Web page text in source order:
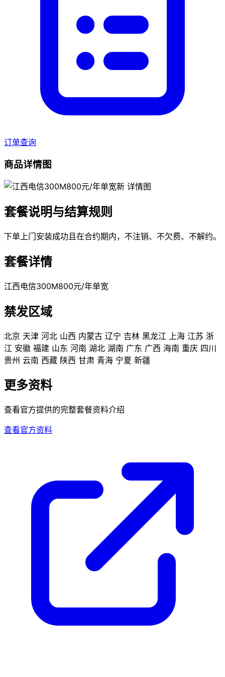
订单查询
商品详情图
套餐说明与结算规则
下单上门安装成功且在合约期内，不注销、不欠费、不解约。
套餐详情
江西电信300M800元/年单宽
禁发区域
北京 天津 河北 山西 内蒙古 辽宁 吉林 黑龙江 上海 江苏 浙
江 安徽 福建 山东 河南 湖北 湖南 广东 广西 海南 重庆 四川
贵州 云南 西藏 陕西 甘肃 青海 宁夏 新疆
更多资料
查看官方提供的完整套餐资料介绍
查看官方资料